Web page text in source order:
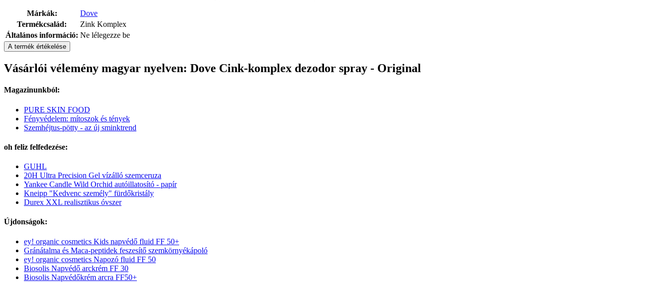
Márkák:
Dove
Termékcsalád:
Zink Komplex
Általános információ: Ne lélegezze be
A termék értékelése
Vásárlói vélemény magyar nyelven: Dove Cink-komplex dezodor spray - Original
Magazinunkból:
PURE SKIN FOOD
Fényvédelem: mítoszok és tények
Szemhéjtus-pötty - az új sminktrend
oh feliz felfedezése:
GUHL
20H Ultra Precision Gel vízálló szemceruza
Yankee Candle Wild Orchid autóillatosító - papír
Kneipp "Kedvenc személy" fürdőkristály
Durex XXL realisztikus óvszer
Újdonságok:
ey! organic cosmetics Kids napvédő fluid FF 50+
Gránátalma és Maca-peptidek feszesítő szemkörnyékápoló
ey! organic cosmetics Napozó fluid FF 50
Biosolis Napvédő arckrém FF 30
Biosolis Napvédőkrém arcra FF50+